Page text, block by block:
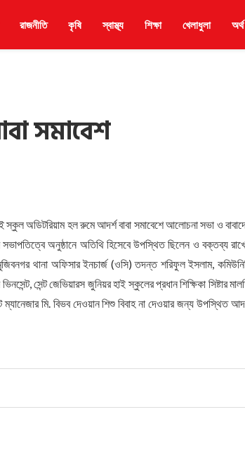
রাজনীতি কৃষি স্বাস্থ্য শিক্ষা খেলাধুলা
সমাবেশ
অডিটরিয়াম হল রুমে আদর্শ বাবা সমাবেশে আলোচনা সভা ও
অনুষ্ঠানে অতিথি হিসেবে উপস্থিত ছিলেন ও বক্তব্য
থানা অফিসার ইনচার্জ (ওসি) তদন্ত শরিফুল ইসলাম,
সেন্ট জেভিয়ারস জুনিয়র হাই স্কুলের প্রধান শিক্ষিকা সিষ্টার
মি. বিভব দেওয়ান শিশু বিবাহ না দেওয়ার জন্য উপস্থিত